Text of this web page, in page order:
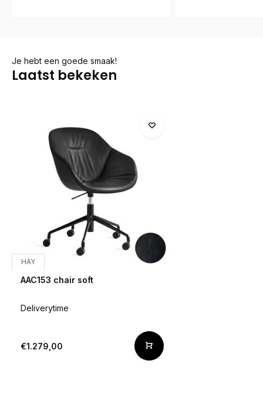
Je hebt een goede smaak!
Laatst bekeken
HAY
AAC153 chair soft
Deliverytime
€1.279,00